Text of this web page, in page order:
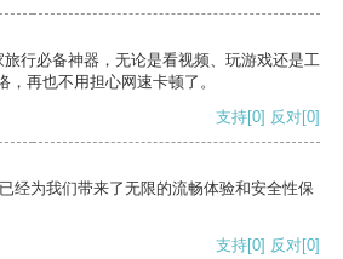
行必备神器，无论是看视频、玩游戏还是工
再也不用担心网速卡顿了。
支持[0] 反对[0]
经为我们带来了无限的流畅体验和安全性保
支持[0] 反对[0]